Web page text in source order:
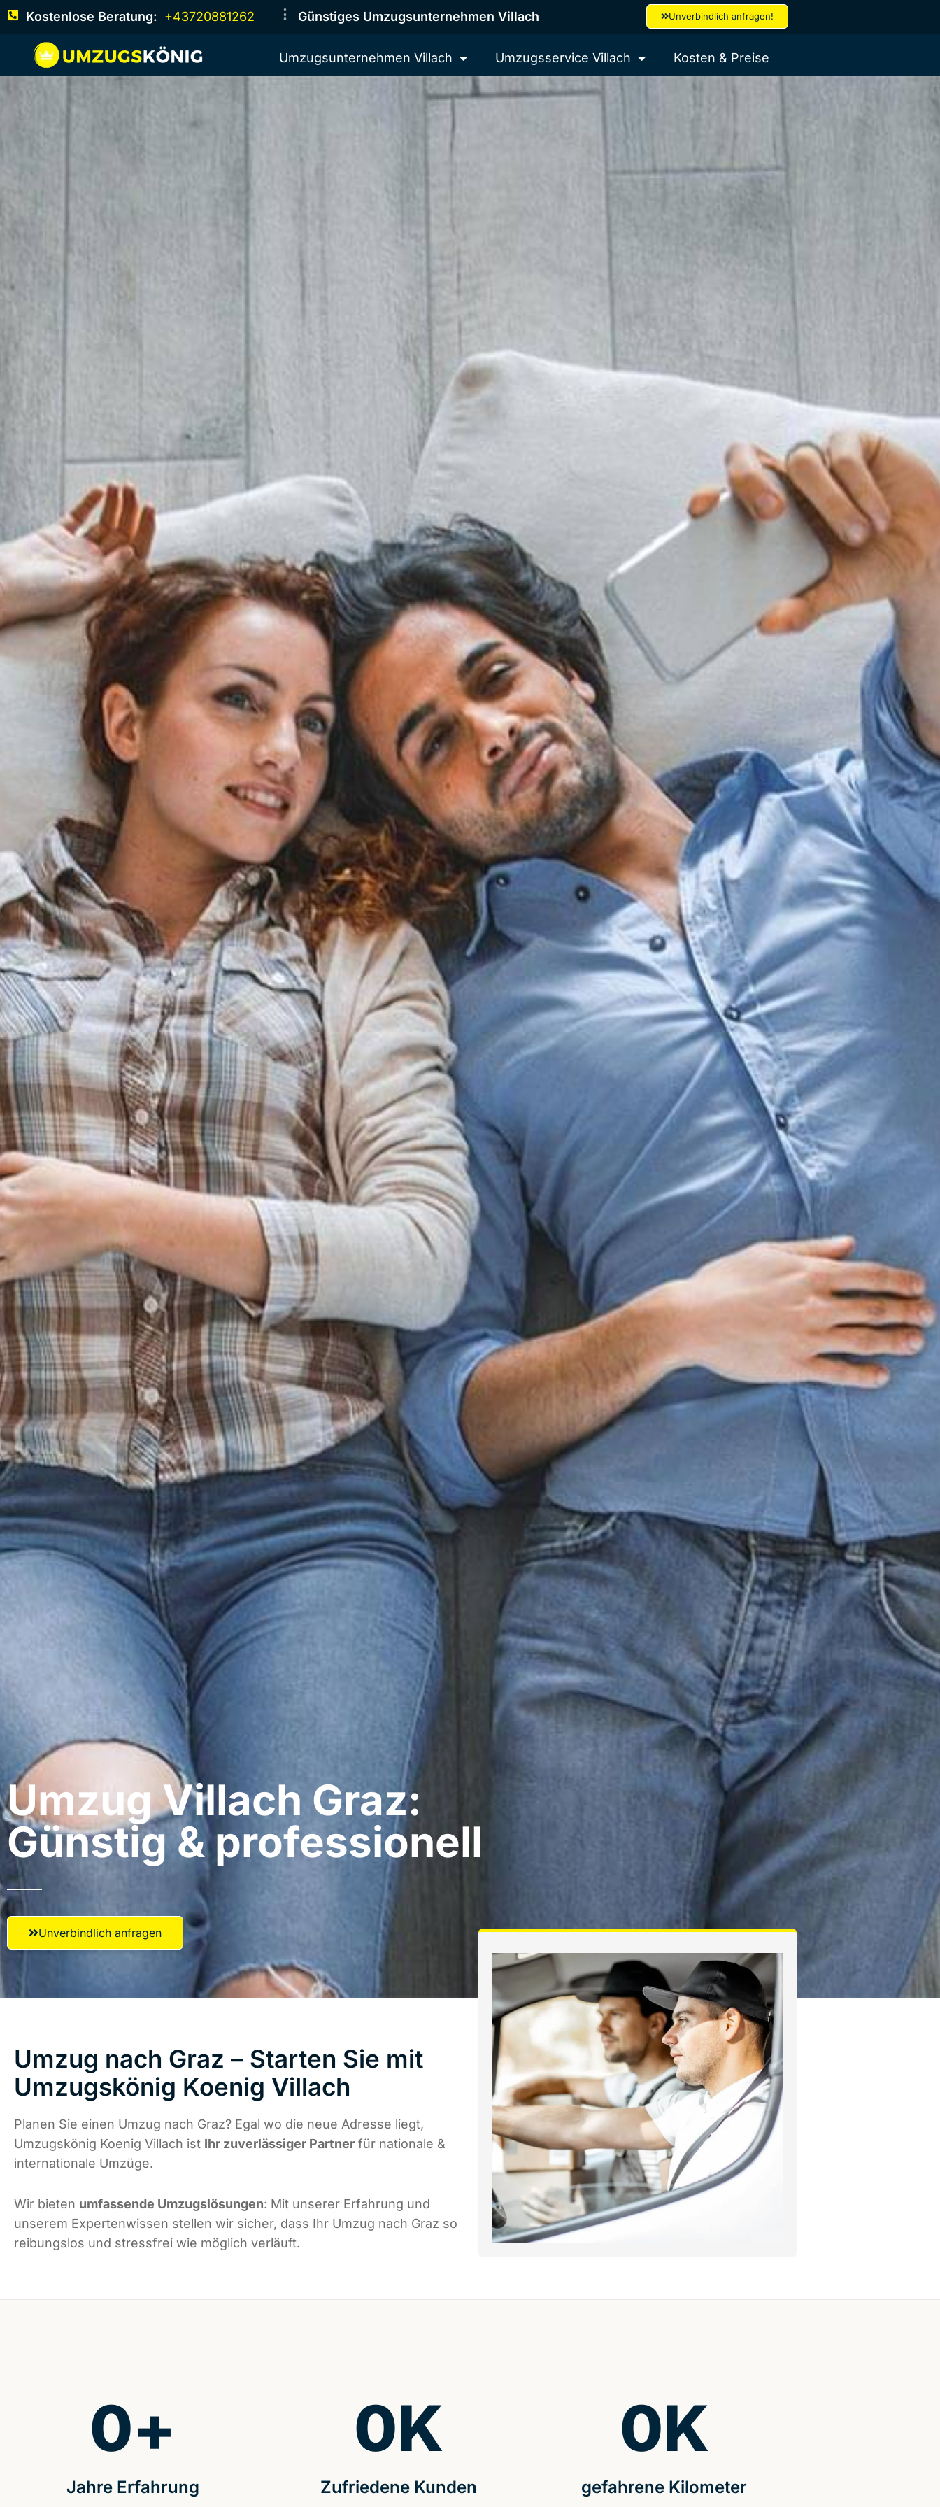
Kostenlose Beratung: +43720881262 Günstiges Umzugsunternehmen Villach Unverbindlich anfragen!
Umzugsunternehmen Villach Umzugsservice Villach Kosten & Preise
Umzug Villach​ Graz:
Günstig & professionell​
Unverbindlich anfragen
Umzug nach Graz – Starten Sie mit
Umzugskönig Koenig Villach
Planen Sie einen Umzug nach Graz? Egal wo die neue Adresse liegt,
Umzugskönig Koenig Villach ist Ihr zuverlässiger Partner für nationale &
internationale Umzüge.
Wir bieten umfassende Umzugslösungen: Mit unserer Erfahrung und
unserem Expertenwissen stellen wir sicher, dass Ihr Umzug nach Graz so
reibungslos und stressfrei wie möglich verläuft.
Jahre Erfahrung
0+
Zufriedene Kunden
0K
gefahrene Kilometer
0K